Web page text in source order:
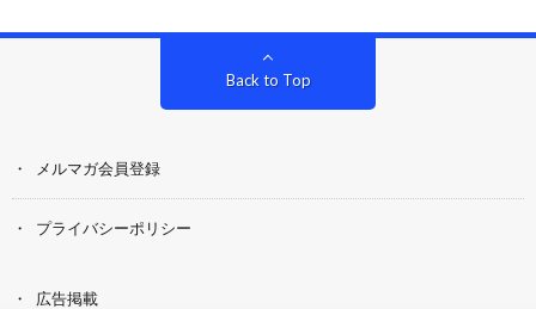
Back to Top
メルマガ会員登録
プライバシーポリシー
広告掲載